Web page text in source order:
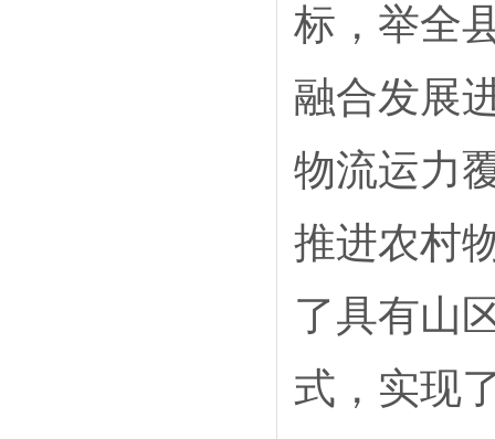
标，举全
融合发展
物流运力
推进农村
了具有山
式，实现